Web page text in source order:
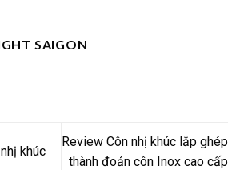
SAIGON
khúc
Review Côn nhị khúc lắp ghép
thành đoản côn Inox cao cấp